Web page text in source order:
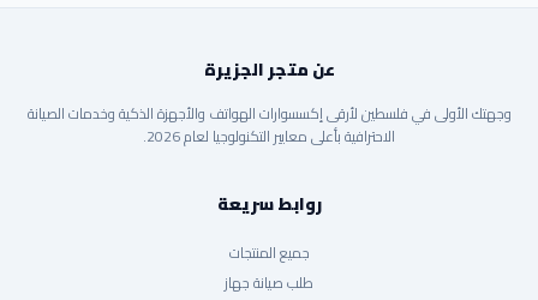
عن متجر الجزيرة
وجهتك الأولى في فلسطين لأرقى إكسسوارات الهواتف والأجهزة الذكية وخدمات الصيانة
الاحترافية بأعلى معايير التكنولوجيا لعام 2026.
روابط سريعة
جميع المنتجات
طلب صيانة جهاز